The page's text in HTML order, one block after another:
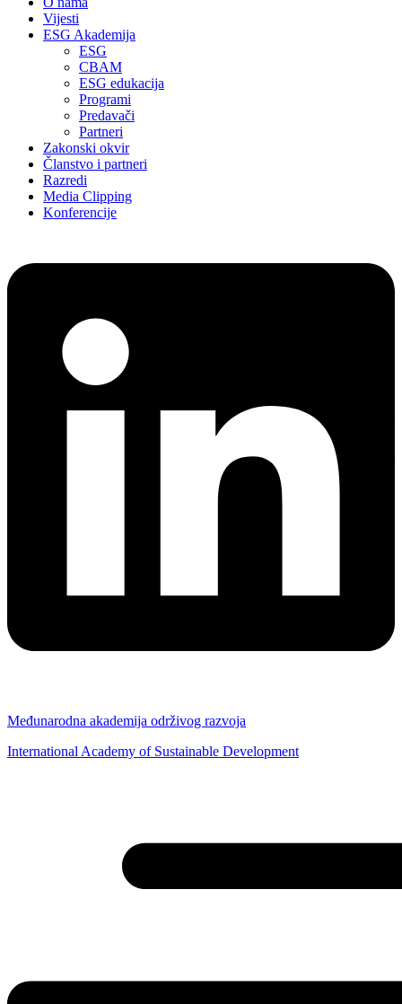
Vijesti
ESG Akademija
ESG
CBAM
ESG edukacija
Programi
Predavači
Partneri
Zakonski okvir
Članstvo i partneri
Razredi
Media Clipping
Konferencije
Međunarodna akademija održivog razvoja
International Academy of Sustainable Development